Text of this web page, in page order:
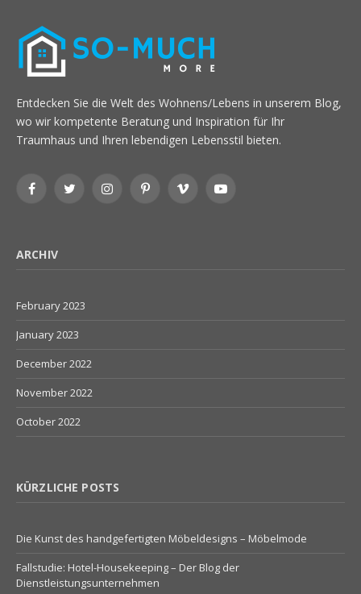
Entdecken Sie die Welt des Wohnens/Lebens in unserem Blog,
wo wir kompetente Beratung und Inspiration für Ihr
Traumhaus und Ihren lebendigen Lebensstil bieten.
FacebookTwitter InstagramPinterestVimeo YouTube
ARCHIV
February 2023
January 2023
December 2022
November 2022
October 2022
KÜRZLICHE POSTS
Die Kunst des handgefertigten Möbeldesigns – Möbelmode
Fallstudie: Hotel-Housekeeping – Der Blog der
Dienstleistungsunternehmen